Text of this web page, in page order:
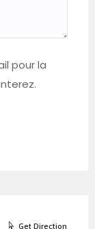
pour la
Get Direction